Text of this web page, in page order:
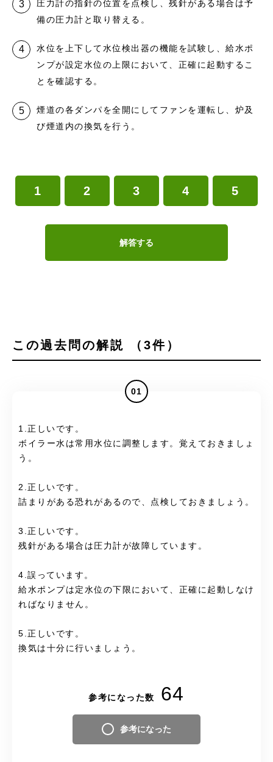
圧力計の指針の位置を点検し、残針がある場合は予
備の圧力計と取り替える。
水位を上下して水位検出器の機能を試験し、給水ポ
ンプが設定水位の上限において、正確に起動するこ
とを確認する。
煙道の各ダンパを全開にしてファンを運転し、炉及
び煙道内の換気を行う。
1 2 3 4 5
解答する
この過去問の解説 （3件）
01
1.正しいです。
ボイラー水は常用水位に調整します。覚えておきましょ
う。
2.正しいです。
詰まりがある恐れがあるので、点検しておきましょう。
3.正しいです。
残針がある場合は圧力計が故障しています。
4.誤っています。
給水ポンプは定水位の下限において、正確に起動しなけ
ればなりません。
5.正しいです。
換気は十分に行いましょう。
参考になった数 64
参考になった